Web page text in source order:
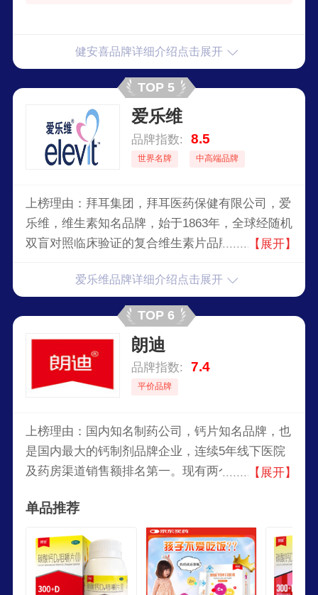
健安喜品牌详细介绍点击展开
TOP 5
爱乐维
品牌指数: 8.5
世界名牌 中高端品牌
上榜理由：拜耳集团，拜耳医药保健有限公司，爱
乐维，维生素知名品牌，始于1863年，全球经随机
双盲对照临床验证的复合维生素片品牌，世界500
【展开】
爱乐维品牌详细介绍点击展开
TOP 6
朗迪
品牌指数: 7.4
平价品牌
上榜理由：国内知名制药公司，钙片知名品牌，也
是国内最大的钙制剂品牌企业，连续5年线下医院
及药房渠道销售额排名第一。现有两个生产基地，
等片剂、硬胶囊剂、颗粒剂及软胶囊剂生产线，均
已通过BFDA组织的GMP证。
【展开】
单品推荐